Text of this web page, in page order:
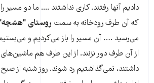
دادیم آنها رفتند. کاری نداشتند .... ما دو
که آن طرف رودخانه به سمت روستای "هشچه"
می‌رسید .… آن مسیر را باز می‌کردیم و
از آن طرف دور نزنند. از این طرف هم
داشتند، نمی‌گذاشتیم رد شوند. روز شنبه از